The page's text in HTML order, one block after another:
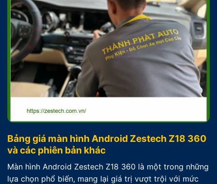
Bảng giá màn hình Android Zestech Z18 360
và các phiên bản khác
Màn hình Android Zestech Z18 360 là một trong những
lựa chọn phổ biến, mang lại giá trị vượt trội với mức